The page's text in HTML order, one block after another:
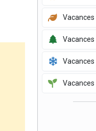
Vacances
Vacances
Vacances
Vacances